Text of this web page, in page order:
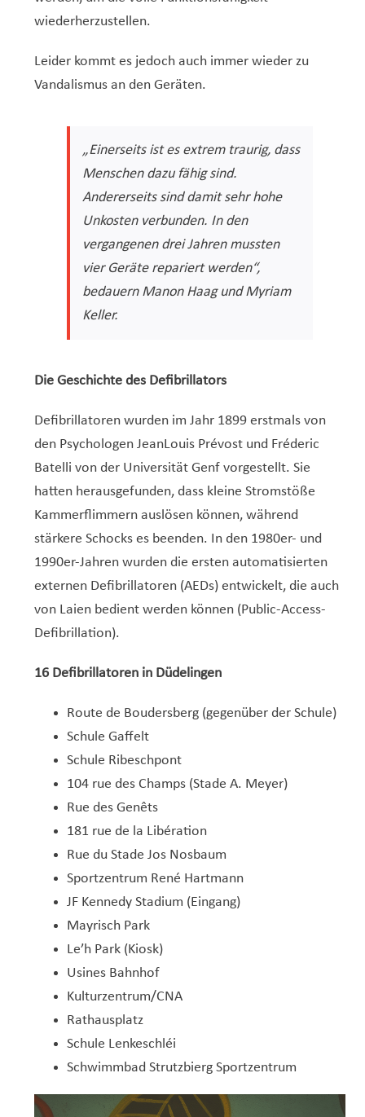
wiederherzustellen.
Leider kommt es jedoch auch immer wieder zu
Vandalismus an den Geräten.
„Einerseits ist es extrem traurig, dass
Menschen dazu fähig sind.
Andererseits sind damit sehr hohe
Unkosten verbunden. In den
vergangenen drei Jahren mussten
vier Geräte repariert werden“,
bedauern Manon Haag und Myriam
Keller.
Die Geschichte des Defibrillators
Defibrillatoren wurden im Jahr 1899 erstmals von
den Psychologen JeanLouis Prévost und Fréderic
Batelli von der Universität Genf vorgestellt. Sie
hatten herausgefunden, dass kleine Stromstöße
Kammerflimmern auslösen können, während
stärkere Schocks es beenden. In den 1980er- und
1990er-Jahren wurden die ersten automatisierten
externen Defibrillatoren (AEDs) entwickelt, die auch
von Laien bedient werden können (Public-Access-
Defibrillation).
16 Defibrillatoren in Düdelingen
Route de Boudersberg (gegenüber der Schule)
Schule Gaffelt
Schule Ribeschpont
104 rue des Champs (Stade A. Meyer)
Rue des Genêts
181 rue de la Libération
Rue du Stade Jos Nosbaum
Sportzentrum René Hartmann
JF Kennedy Stadium (Eingang)
Mayrisch Park
Le’h Park (Kiosk)
Usines Bahnhof
Kulturzentrum/CNA
Rathausplatz
Schule Lenkeschléi
Schwimmbad Strutzbierg Sportzentrum